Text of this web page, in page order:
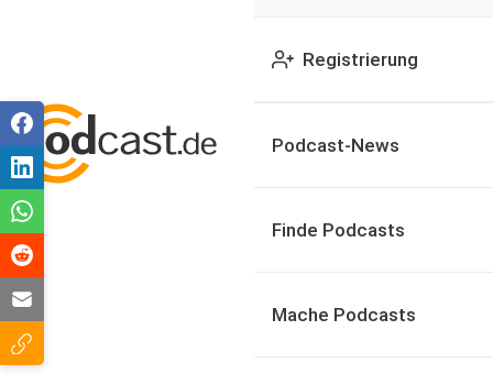
Registrierung
Podcast-News
Finde Podcasts
Mache Podcasts